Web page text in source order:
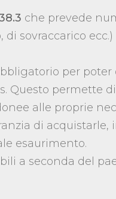
che prevede
sovraccarico
per
Questo permette
alle proprie
di acquistarle,
esaurimento.
a seconda del